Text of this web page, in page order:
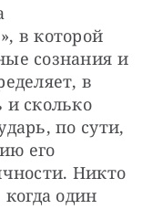
в которой
сознания и
в
и сколько
по сути,
его
Никто
один